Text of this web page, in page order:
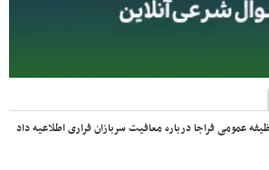
عمومی فراجا درباره معافیت سربازان فراری اطلاعیه داد